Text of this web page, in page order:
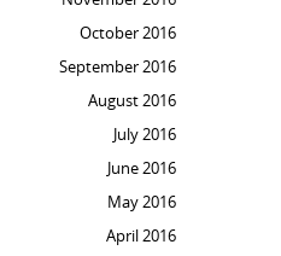
October 2016
September 2016
August 2016
July 2016
June 2016
May 2016
April 2016